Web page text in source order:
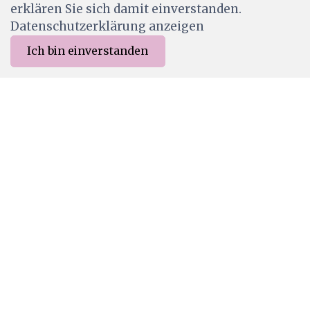
Merkliste Menu
erklären Sie sich damit einverstanden.
Datenschutzerklärung anzeigen
Ich bin einverstanden